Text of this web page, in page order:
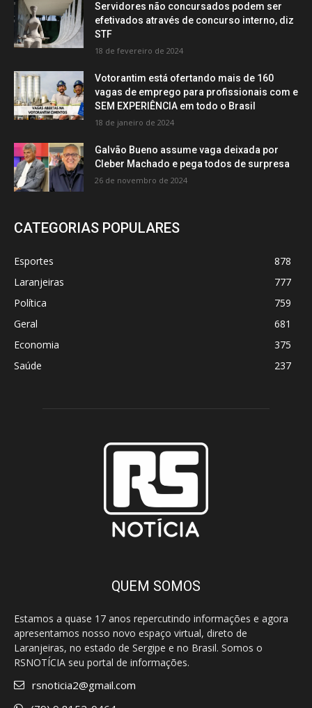
Servidores não concursados podem ser
efetivados através de concurso interno, diz
STF
18 de fevereiro de 2024
Votorantim está ofertando mais de 160
vagas de emprego para profissionais com e
SEM EXPERIÊNCIA em todo o Brasil
18 de janeiro de 2024
Galvão Bueno assume vaga deixada por
Cleber Machado e pega todos de surpresa
26 de novembro de 2024
CATEGORIAS POPULARES
Esportes
878
Laranjeiras
777
Política
759
Geral
681
Economia
375
Saúde
237
QUEM SOMOS
Estamos a quase 17 anos repercutindo informações e agora
apresentamos nosso novo espaço virtual, direto de
Laranjeiras, no estado de Sergipe e no Brasil. Somos o
RSNOTÍCIA seu portal de informações.
rsnoticia2@gmail.com